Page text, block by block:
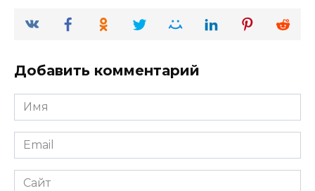
Добавить комментарий
Имя
*
Email
*
Сайт